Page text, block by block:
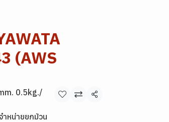
(AWS
0.5kg./
หน่ายยกม้วน
แชร์